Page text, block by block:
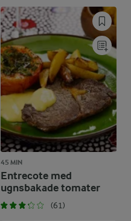
45 MIN
Entrecote med
ugnsbakade tomater
(61)